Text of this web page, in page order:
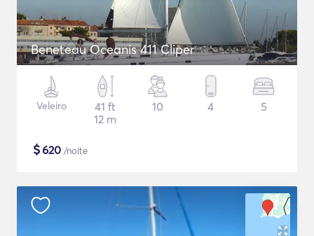
Beneteau Oceanis 411 Cliper
Veleiro
41 ft
12 m
10 4 5
$620 /noite